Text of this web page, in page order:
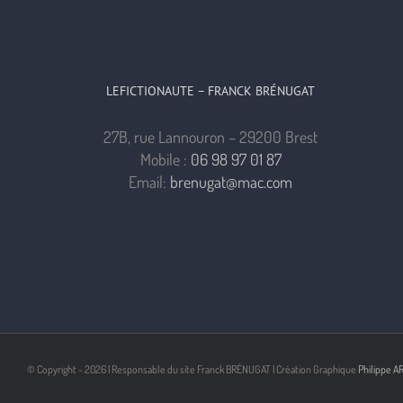
LEFICTIONAUTE – FRANCK BRÉNUGAT
27B, rue Lannouron – 29200 Brest
Mobile : 06 98 97 01 87
Email: brenugat@mac.com
© Copyright - 2026 | Responsable du site Franck BRÉNUGAT | Création Graphique Philippe